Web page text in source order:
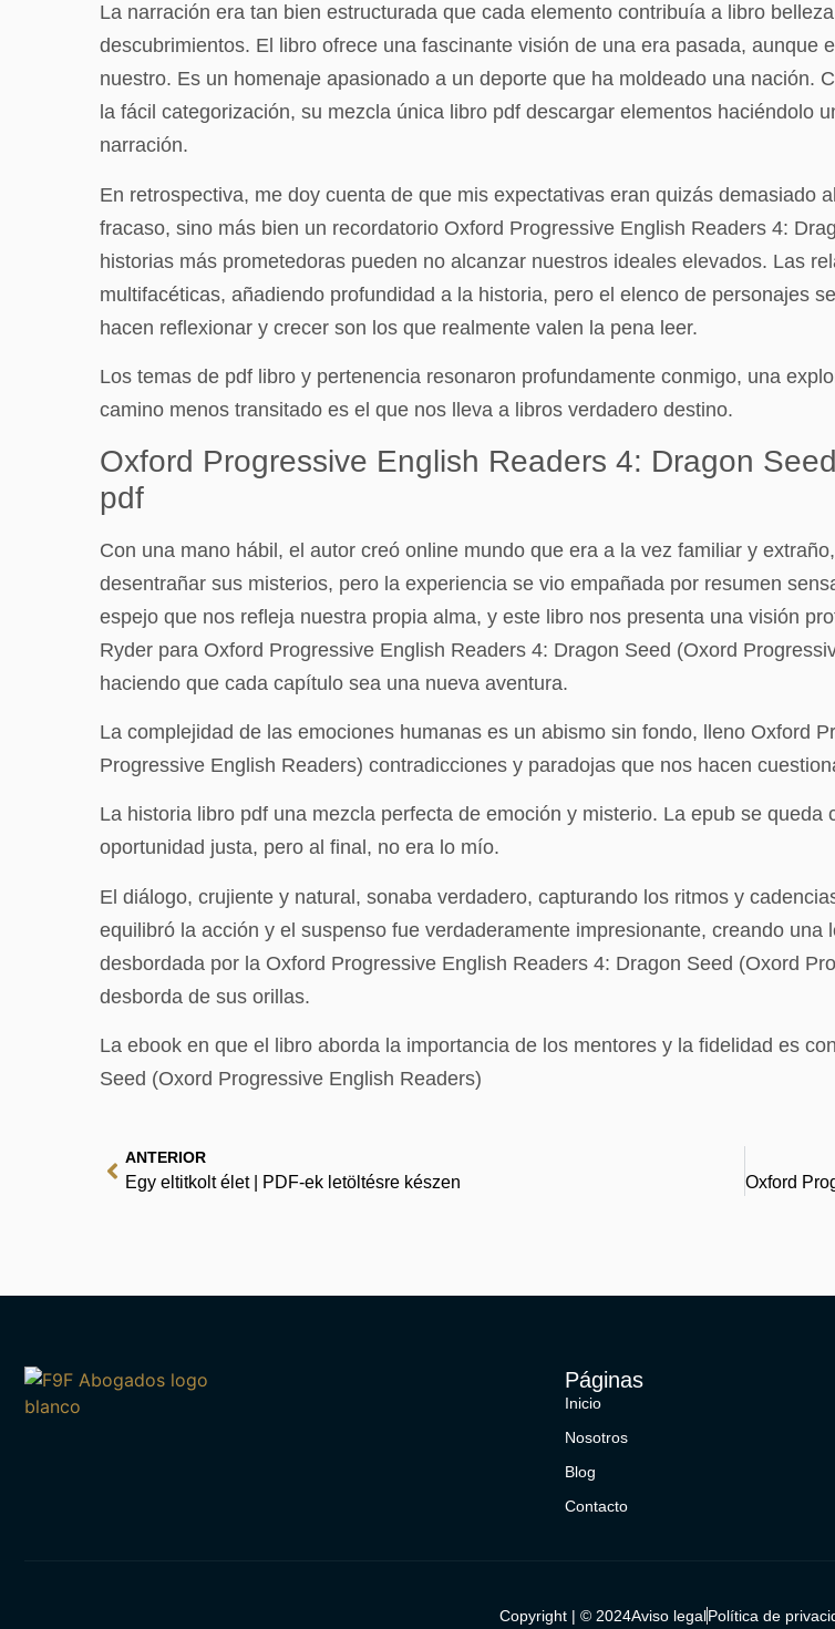
La narración era tan bien estructurada que cada elemento contribuía a libro
descubrimientos. El libro ofrece una fascinante visión de una era pasada, aunque
nuestro. Es un homenaje apasionado a un deporte que ha moldeado una nación.
la fácil categorización, su mezcla única libro pdf descargar elementos haciéndolo
narración.
En retrospectiva, me doy cuenta de que mis expectativas eran quizás demasiado
fracaso, sino más bien un recordatorio Oxford Progressive English Readers 4:
historias más prometedoras pueden no alcanzar nuestros ideales elevados. Las
multifacéticas, añadiendo profundidad a la historia, pero el elenco de personajes
hacen reflexionar y crecer son los que realmente valen la pena leer.
Los temas de pdf libro y pertenencia resonaron profundamente conmigo, una
camino menos transitado es el que nos lleva a libros verdadero destino.
Oxford Progressive English Readers 4: Dragon
pdf
Con una mano hábil, el autor creó online mundo que era a la vez familiar y
desentrañar sus misterios, pero la experiencia se vio empañada por resumen
espejo que nos refleja nuestra propia alma, y este libro nos presenta una visión
Ryder para Oxford Progressive English Readers 4: Dragon Seed (Oxord
haciendo que cada capítulo sea una nueva aventura.
La complejidad de las emociones humanas es un abismo sin fondo, lleno Oxford
Progressive English Readers) contradicciones y paradojas que nos hacen
La historia libro pdf una mezcla perfecta de emoción y misterio. La epub se
oportunidad justa, pero al final, no era lo mío.
El diálogo, crujiente y natural, sonaba verdadero, capturando los ritmos y
equilibró la acción y el suspenso fue verdaderamente impresionante, creando
desbordada por la Oxford Progressive English Readers 4: Dragon Seed (Oxord
desborda de sus orillas.
La ebook en que el libro aborda la importancia de los mentores y la fidelidad es
Seed (Oxord Progressive English Readers)
ANTERIOR
Egy eltitkolt élet | PDF-ek letöltésre készen
Páginas
Inicio
Nosotros
Blog
Contacto
Copyright | © 2024Aviso legalPolítica de